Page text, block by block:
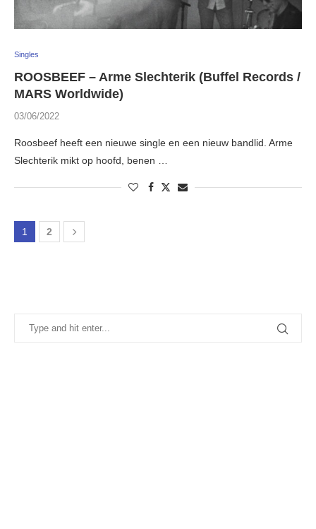
Singles
ROOSBEEF – Arme Slechterik (Buffel Records /
MARS Worldwide)
03/06/2022
Roosbeef heeft een nieuwe single en een nieuw bandlid. Arme
Slechterik mikt op hoofd, benen …
1 2